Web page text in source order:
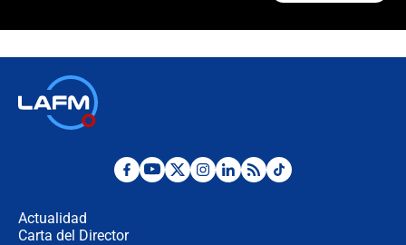
¿La posesión de Abelardo De la
Actualidad
Carta del Director